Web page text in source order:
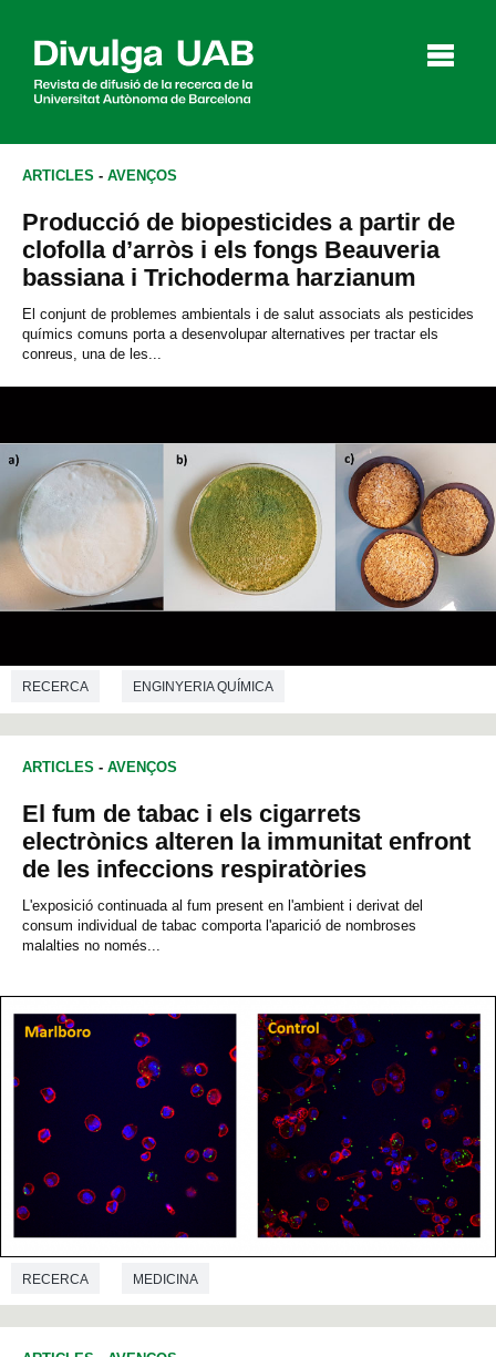
Entrevistes
Agenda
CERCAR
ARTICLES - AVENÇOS
Producció de biopesticides a partir de
clofolla d’arròs i els fongs Beauveria
bassiana i Trichoderma harzianum
El conjunt de problemes ambientals i de salut associats als pesticides
químics comuns porta a desenvolupar alternatives per tractar els
conreus, una de les...
RECERCA ENGINYERIA QUÍMICA
ARTICLES - AVENÇOS
El fum de tabac i els cigarrets
electrònics alteren la immunitat enfront
de les infeccions respiratòries
L'exposició continuada al fum present en l'ambient i derivat del
consum individual de tabac comporta l'aparició de nombroses
malalties no només...
RECERCA MEDICINA